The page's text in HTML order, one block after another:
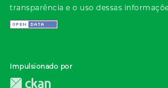
transparência e o uso dessas
Impulsionado por